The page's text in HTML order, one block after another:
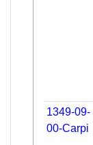
1349-09-
00-Carpi